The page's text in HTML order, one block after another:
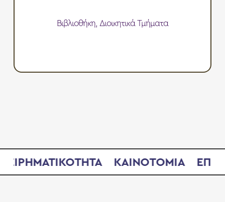
Βιβλιοθήκη, Διοικητικά Τμήματα
ΚΑΙΝΟΤΟΜΙΑ